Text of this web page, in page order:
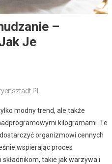
–
Je
modny trend, ale także
kilogramami. Te
organizmowi cennych
wspierając proces
takie jak warzywa i